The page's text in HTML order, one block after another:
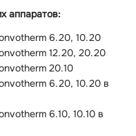
аппаратов:
6.20, 10.20
12.20, 20.20
20.10
6.20, 10.20 в
6.10, 10.10 в